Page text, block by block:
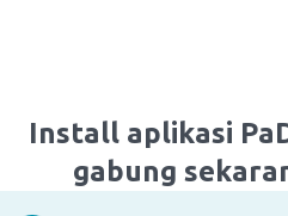
Install aplikasi
gabung